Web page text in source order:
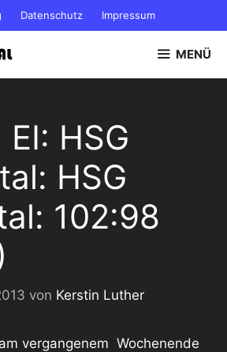
Datenschutz Impressum
MENÜ
HSG
HSG
102:98
von Kerstin Luther
vergangenem Wochenende